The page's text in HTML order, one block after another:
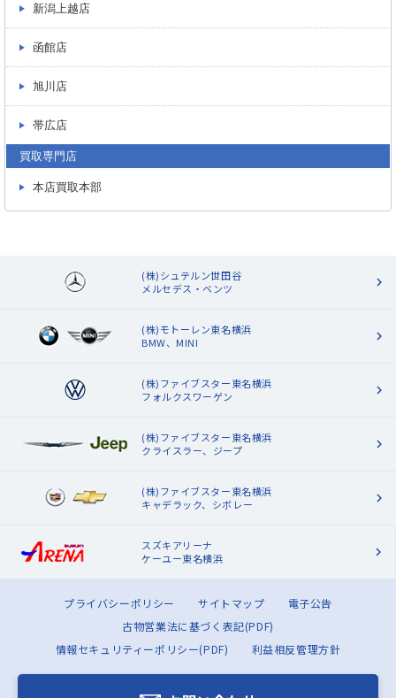
新潟上越店
函館店
旭川店
帯広店
買取専門店
本店買取本部
(株)シュテルン世田谷
メルセデス・ベンツ
(株)モトーレン東名横浜
BMW、MINI
(株)ファイブスター東名横浜
フォルクスワーゲン
(株)ファイブスター東名横浜
クライスラー、ジープ
(株)ファイブスター東名横浜
キャデラック、シボレー
スズキアリーナ
ケーユー東名横浜
プライバシーポリシー サイトマップ
電子公告
古物営業法に基づく表記(PDF)
情報セキュリティーポリシー(PDF)
利益相反管理方針